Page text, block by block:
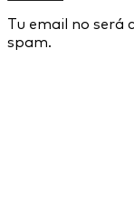
Tu email no será
spam.